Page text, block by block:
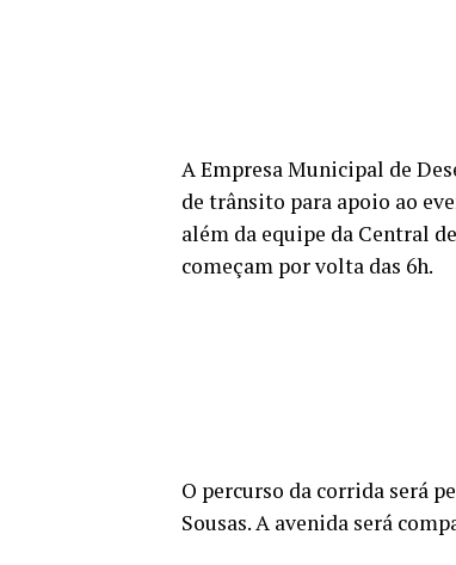
A Empresa Municipal de
de trânsito para apoio ao
além da equipe da Central
começam por volta das 6h.
O percurso da corrida será
Sousas. A avenida será